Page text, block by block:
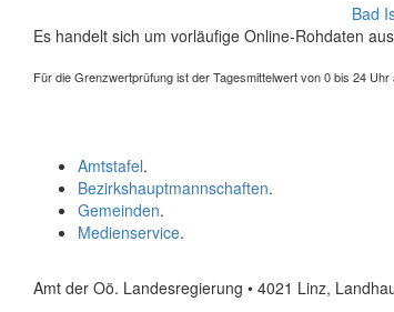
Bad
Es handelt sich um vorläufige Online-Rohdaten
Für die Grenzwertprüfung ist der Tagesmittelwert von 0 bis 24
Amtstafel.
Bezirkshauptmannschaften.
Gemeinden.
Medienservice.
Amt der Oö. Landesregierung • 4021 Linz,